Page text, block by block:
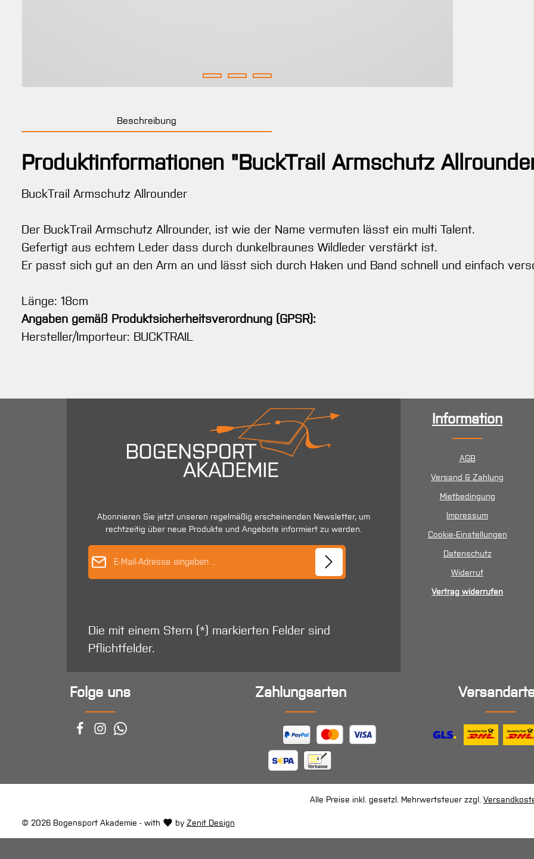
Beschreibung
Produktinformationen "BuckTrail Armschutz
BuckTrail Armschutz Allrounder
Der BuckTrail Armschutz Allrounder, ist wie der Name vermuten lässt ein multi Talent.
Gefertigt aus echtem Leder dass durch dunkelbraunes Wildleder verstärkt ist.
Er passt sich gut an den Arm an und lässt sich durch Haken und Band schnell und einfach
Länge: 18cm
Angaben gemäß Produktsicherheitsverordnung (GPSR):
Hersteller/Importeur: BUCKTRAIL
Abonnieren Sie jetzt unseren regelmäßig erscheinenden Newsletter, um
rechtzeitig über neue Produkte und Angebote informiert zu werden.
Die mit einem Stern (*) markierten Felder sind
Pflichtfelder.
Information
AGB
Versand & Zahlung
Mietbedingung
Impressum
Cookie-Einstellungen
Datenschutz
Widerruf
Vertrag widerrufen
Folge uns Zahlungsarten
Alle Preise inkl. gesetzl. Mehrwertsteuer zzgl.
© 2026 Bogensport Akademie - with by Zenit Design